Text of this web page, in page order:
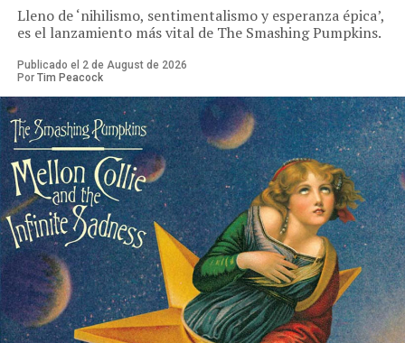
Lleno de ‘nihilismo, sentimentalismo y esperanza épica’,
es el lanzamiento más vital de The Smashing Pumpkins.
Publicado el 2 de August de 2026
Por Tim Peacock